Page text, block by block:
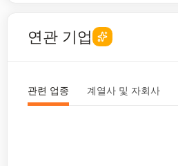
연관 기업
관련 업종 계열사 및 자회사